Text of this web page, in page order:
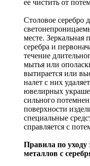
ее чистить от
Столовое серебро
месте. Зеркальная
серебра и
течение
мытья или
вытирается или
налет с них
ювелирных
сильного
поверхности
специальные
справляется с
Правила по уходу
металлов с